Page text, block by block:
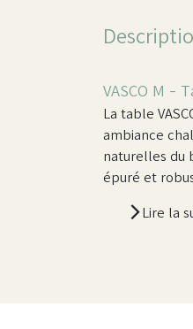
VASCO M -
La table
ambiance
naturelles du
épuré et
Lire la